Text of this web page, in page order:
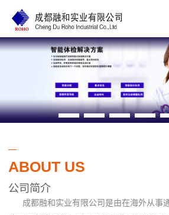
ABOUT US
公司简介
成都融和实业有限公司是由在海外从事